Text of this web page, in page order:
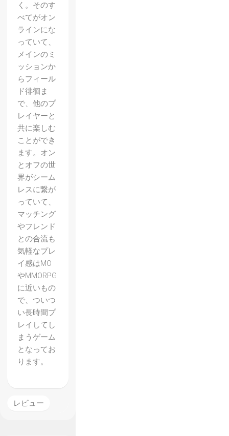
く。そのす
べてがオン
ラインにな
っていて、
メインのミ
ッションか
らフィール
ド徘徊ま
で、他のプ
レイヤーと
共に楽しむ
ことができ
ます。オン
とオフの世
界がシーム
レスに繋が
っていて、
マッチング
やフレンド
との合流も
気軽なプレ
イ感はMO
やMMORPG
に近いもの
で、ついつ
い長時間プ
レイしてし
まうゲーム
となってお
ります。
レビュー
【The
Bug
Butche
r】レ
ビュ
ー 完